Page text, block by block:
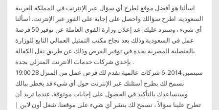
اسألنا هو أفضل موقع لطرح أي سؤال عبر الإنترنت في المملكة العربية
السعودية. اطرح سؤالك واحصل على إجابة على الفور عبر الإنترنت. اسألنا
أي شيء ، وسنرد عليك! عد إعلان وزارة القوى العاملة عن توفير 50 فرصة
عمل في السعودية وذلك بعد نجاح مكتب التمثيل العمالي التابع للوزارة
بالقنصلية المصرية بجدة في توفير الفرص وذلك عن طريق نقل الكفالة
بإحدي شركات خدمات الانترنت المنزلي بجدة .
19:00 28 سبتمبر, 2014. 6 شركات عالمية تقدم لك فرص عمل من المنزل
نسمح لك بطرح أسئلتك عبر الإنترنت حول أي شيء قد يخطر ببالك
وسنساعدك بالتأكيد في الحصول على إجابات موثوقة. عندما تريد أن
تطرح علينا سؤالاً ، نسمح لك بنشر أي شيء على موقعنا. شغل أون لاين |